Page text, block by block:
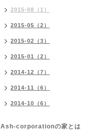
2015-08（1）
2015-05（2）
2015-02（3）
2015-01（2）
2014-12（7）
2014-11（6）
2014-10（6）
Ash-corporationの家とは